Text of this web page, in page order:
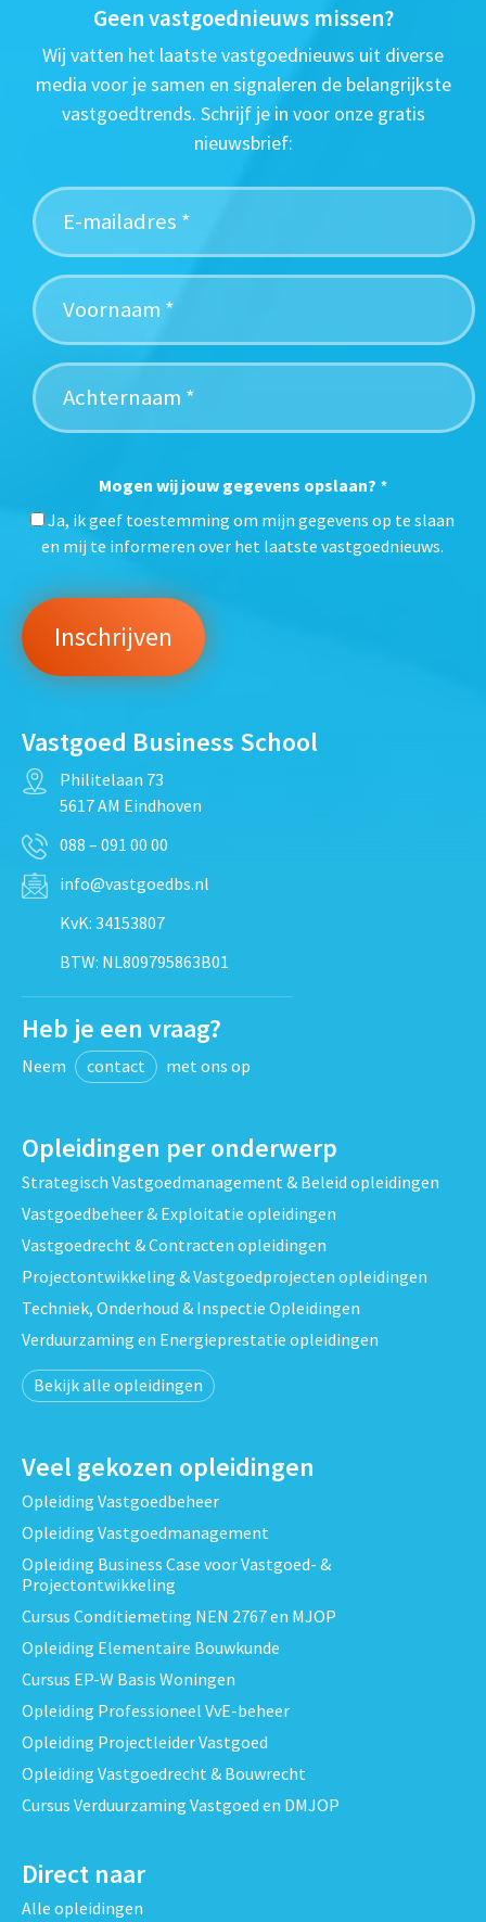
Geen vastgoednieuws missen?
Wij vatten het laatste vastgoednieuws uit diverse
media voor je samen en signaleren de belangrijkste
vastgoedtrends. Schrijf je in voor onze gratis
nieuwsbrief:
Mogen wij jouw gegevens opslaan? *
Ja, ik geef toestemming om mijn gegevens op te slaan
en mij te informeren over het laatste vastgoednieuws.
Vastgoed Business School
Philitelaan 73
5617 AM Eindhoven
088 – 091 00 00
info@vastgoedbs.nl
KvK: 34153807
BTW: NL809795863B01
Heb je een vraag?
Neem contact met ons op
Opleidingen per onderwerp
Strategisch Vastgoedmanagement & Beleid opleidingen
Vastgoedbeheer & Exploitatie opleidingen
Vastgoedrecht & Contracten opleidingen
Projectontwikkeling & Vastgoedprojecten opleidingen
Techniek, Onderhoud & Inspectie Opleidingen
Verduurzaming en Energieprestatie opleidingen
Bekijk alle opleidingen
Veel gekozen opleidingen
Opleiding Vastgoedbeheer
Opleiding Vastgoedmanagement
Opleiding Business Case voor Vastgoed- &
Projectontwikkeling
Cursus Conditiemeting NEN 2767 en MJOP
Opleiding Elementaire Bouwkunde
Cursus EP-W Basis Woningen
Opleiding Professioneel VvE-beheer
Opleiding Projectleider Vastgoed
Opleiding Vastgoedrecht & Bouwrecht
Cursus Verduurzaming Vastgoed en DMJOP
Direct naar
Alle opleidingen